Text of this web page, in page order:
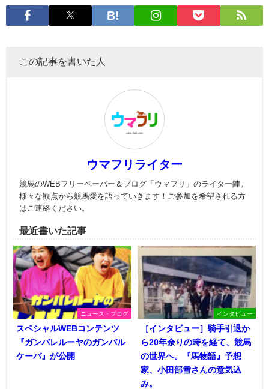
この記事を書いた人
ウマフリライター
競馬のWEBフリーペーパー＆ブログ「ウマフリ」のライター陣。
様々な観点から競馬愛を語っていきます！ご参加を希望される方
はご連絡ください。
最近書いた記事
ニュース・ブログ
スペシャルWEBコンテンツ
『ガンバレルーヤのガンバル
ケーバ』が公開
インタビュー
［インタビュー］騎手引退か
ら20年余りの時を経て、競馬
の世界へ。『馬物語』予想
家、小田部雪さんの意気込
み。